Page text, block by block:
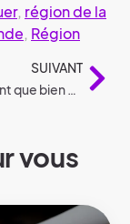
, région de la
, Région
SUIVANT
Classé en tant que bien fiscal en vertu de la législation
vous